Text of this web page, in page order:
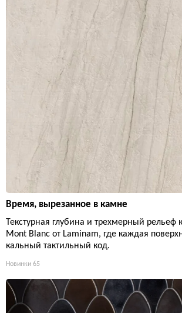
Время, вырезанное в камне
Текстурная глубина и трехмерный рельеф
Mont Blanc от Laminam, где каждая
кальный тактильный код.
Новинки 65